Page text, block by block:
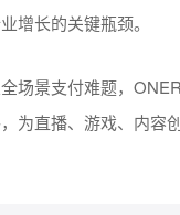
增长的关键瓶颈。
场景支付难题，
为直播、游戏、内容